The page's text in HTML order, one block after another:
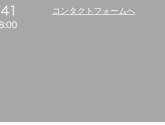
コンタクトフォームへ